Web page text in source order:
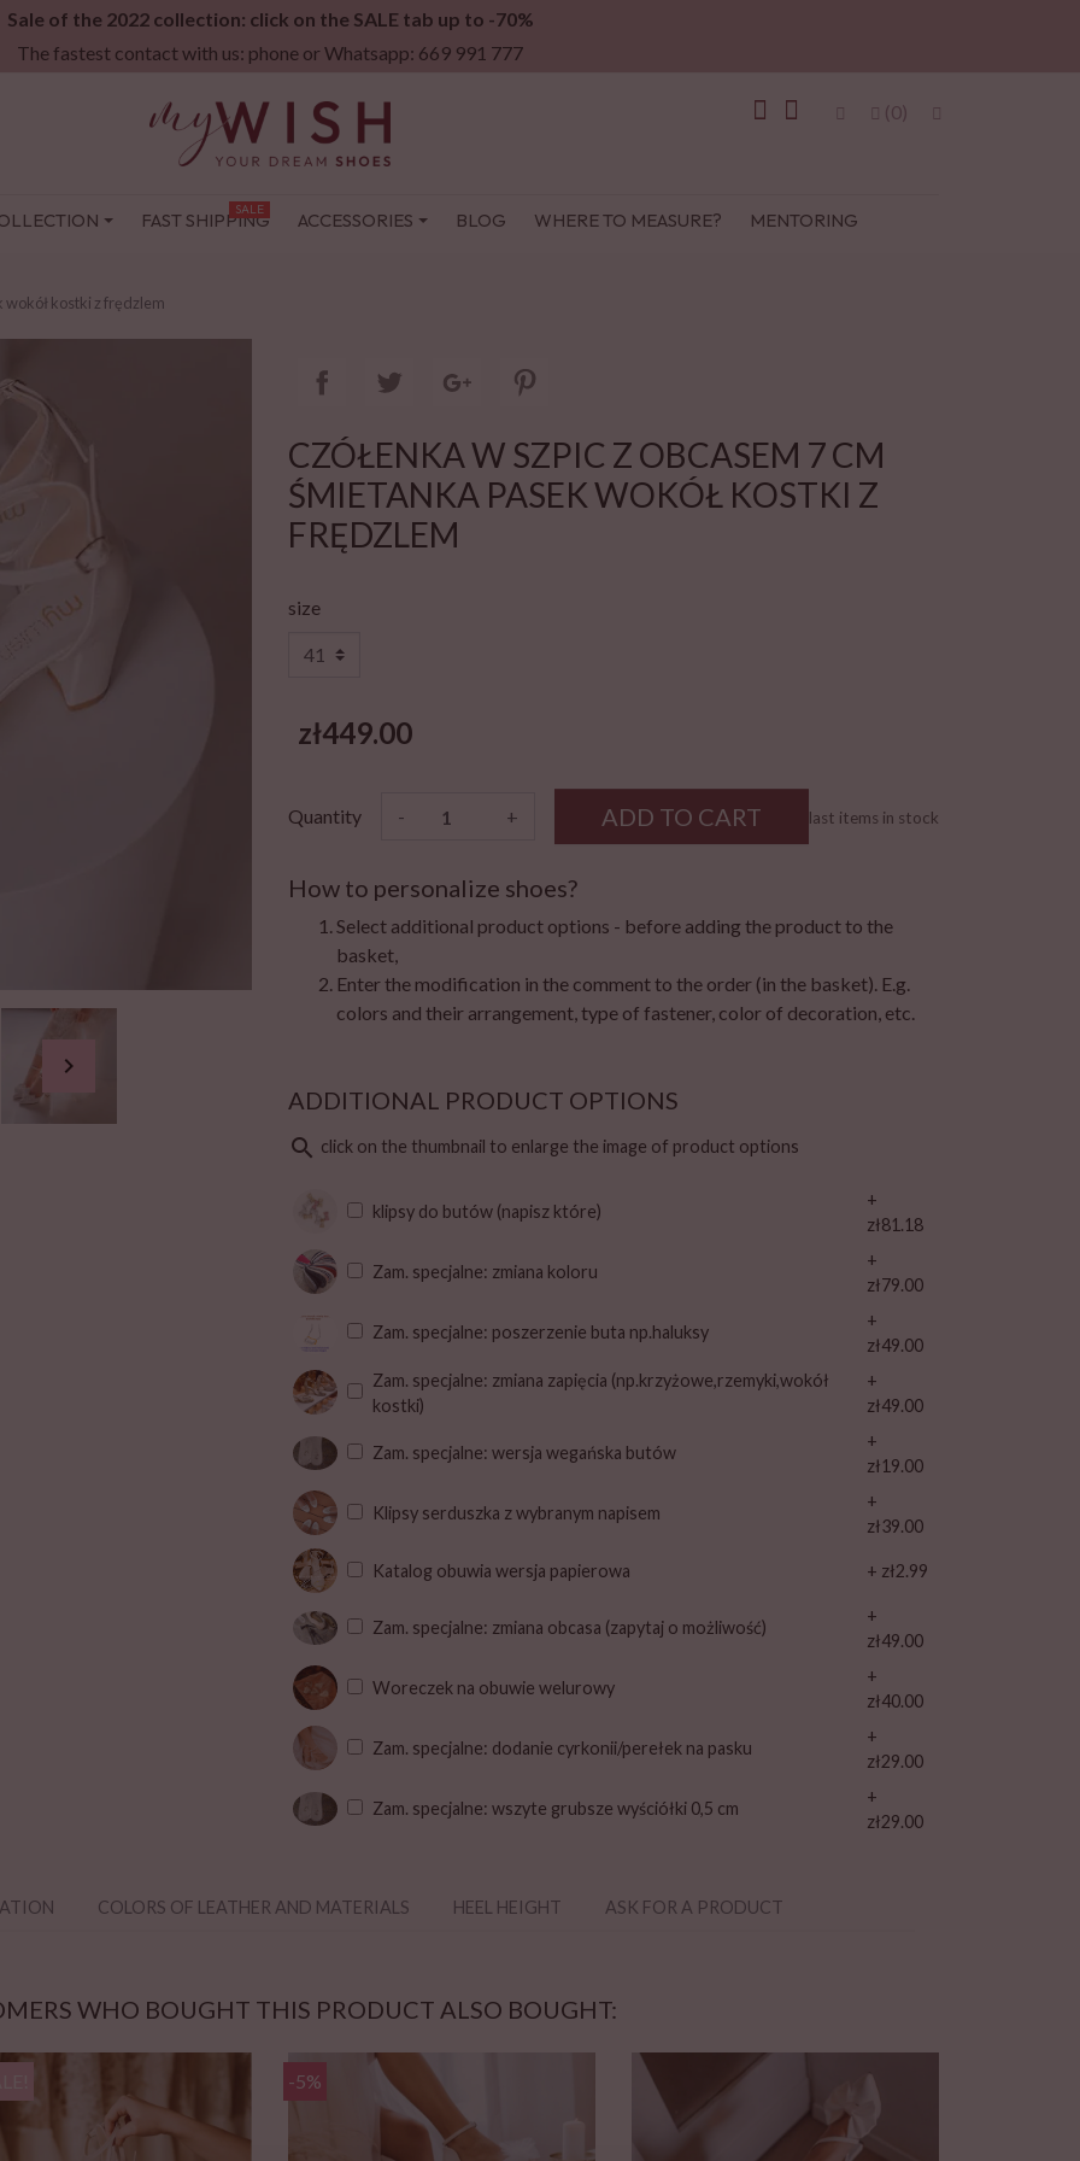
Sale of the 2022 collection: click on the SALE tab up to -70%
The fastest contact with us: phone or Whatsapp: 669 991 777
(0)
FAST SHIPPING
SALE ACCESSORIES BLOG WHERE TO MEASURE? MENTORING
wokół kostki z frędzlem
chevron_right
CZÓŁENKA W SZPIC Z OBCASEM 7 CM
ŚMIETANKA PASEK WOKÓŁ KOSTKI Z
FRĘDZLEM
size
zł449.00
Quantity - + ADD TO CART last items in stock
How to personalize shoes?
Select additional product options - before adding the product to the
basket,
Enter the modification in the comment to the order (in the basket). E.g.
colors and their arrangement, type of fastener, color of decoration, etc.
ADDITIONAL PRODUCT OPTIONS
search click on the thumbnail to enlarge the image of product options
klipsy do butów (napisz które)
+
zł81.18
Zam. specjalne: zmiana koloru
+
zł79.00
Zam. specjalne: poszerzenie buta np.haluksy
+
zł49.00
Zam. specjalne: zmiana zapięcia (np.krzyżowe,rzemyki,wokół
kostki)
+
zł49.00
Zam. specjalne: wersja wegańska butów
+
zł19.00
Klipsy serduszka z wybranym napisem
+
zł39.00
Katalog obuwia wersja papierowa + zł2.99
Zam. specjalne: zmiana obcasa (zapytaj o możliwość)
+
zł49.00
Woreczek na obuwie welurowy
+
zł40.00
Zam. specjalne: dodanie cyrkonii/perełek na pasku
+
zł29.00
Zam. specjalne: wszyte grubsze wyściółki 0,5 cm
+
zł29.00
COLORS OF LEATHER AND MATERIALS HEEL HEIGHT ASK FOR A PRODUCT
WHO BOUGHT THIS PRODUCT ALSO BOUGHT:
-5%